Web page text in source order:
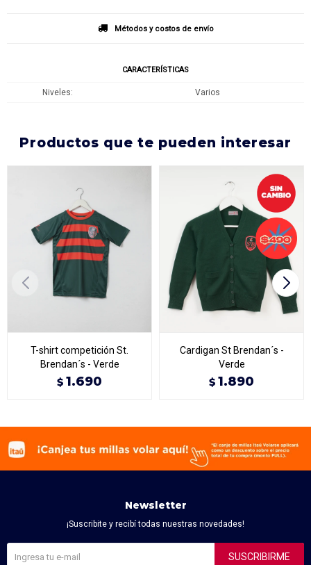
Métodos y costos de envío
CARACTERÍSTICAS
Niveles Varios
productos que te pueden interesar
T-shirt competición St.
Brendan´s - Verde
$ 1.690
Cardigan St Brendan´s -
Verde
$ 1.890
Newsletter
¡Suscribite y recibí todas nuestras novedades!
SUSCRIBIRME